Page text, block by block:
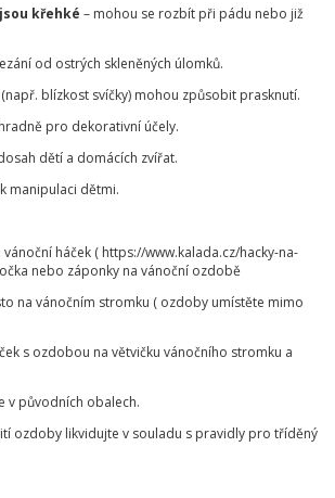
křehké – mohou se rozbít při pádu nebo již
od ostrých skleněných úlomků.
blízkost svíčky) mohou způsobit prasknutí.
pro dekorativní účely.
dětí a domácích zvířat.
manipulaci dětmi.
háček ( https://www.kalada.cz/hacky-na-
nebo záponky na vánoční ozdobě
na vánočním stromku ( ozdoby umístěte mimo
s ozdobou na větvičku vánočního stromku a
v původních obalech.
ozdoby likvidujte v souladu s pravidly pro tříděný